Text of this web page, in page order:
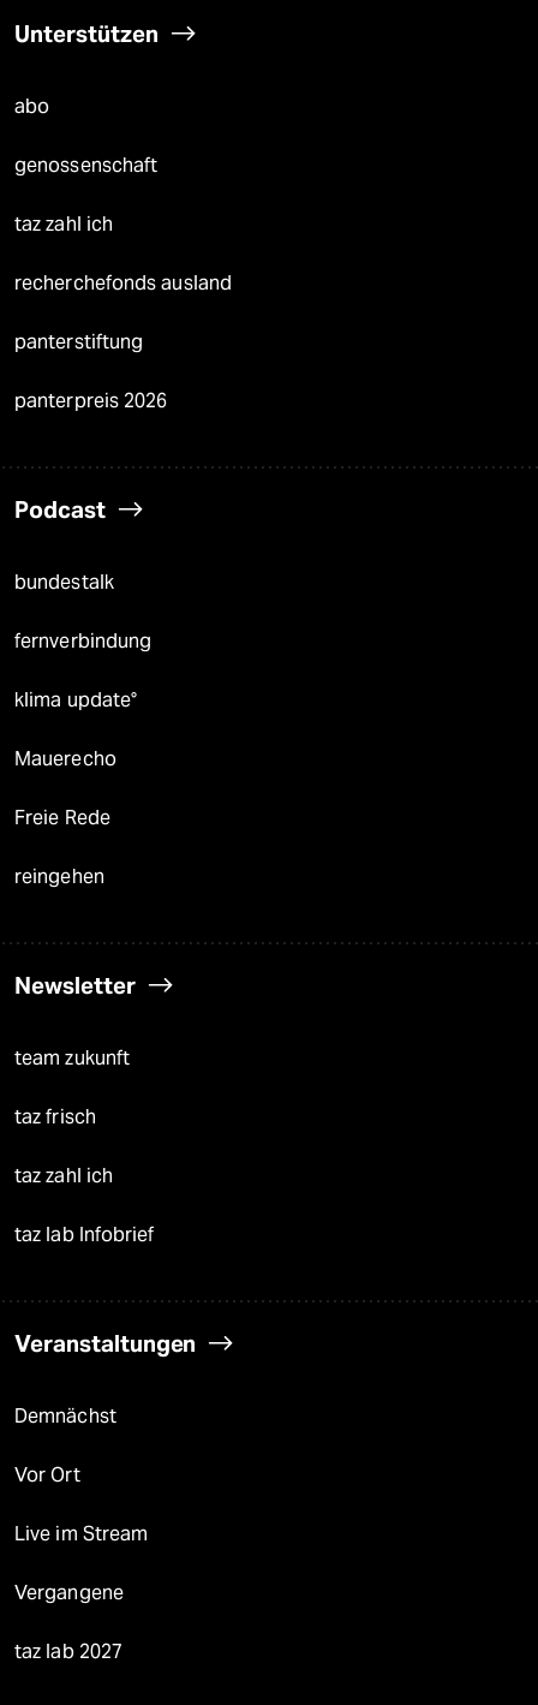
Unterstützen
abo
genossenschaft
taz zahl ich
recherchefonds ausland
panterstiftung
panterpreis 2026
Podcast
bundestalk
fernverbindung
klima update°
Mauerecho
Freie Rede
reingehen
Newsletter
team zukunft
taz frisch
taz zahl ich
taz lab Infobrief
Veranstaltungen
Demnächst
Vor Ort
Live im Stream
Vergangene
taz lab 2027